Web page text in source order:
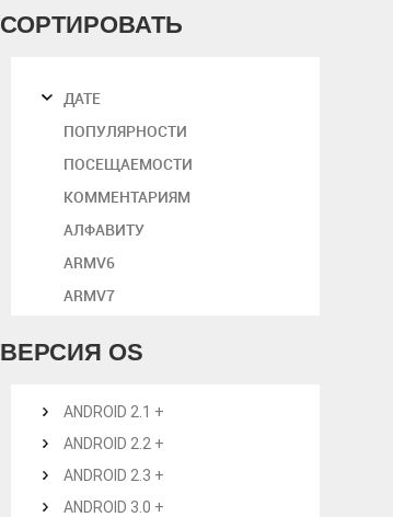
СОРТИРОВАТЬ
ДАТЕ
ПОПУЛЯРНОСТИ
ПОСЕЩАЕМОСТИ
КОММЕНТАРИЯМ
АЛФАВИТУ
ARMV6
ARMV7
ВЕРСИЯ OS
ANDROID 2.1 +
ANDROID 2.2 +
ANDROID 2.3 +
ANDROID 3.0 +